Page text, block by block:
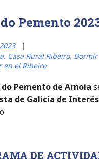
Pemento
, Casa Rural Ribeiro, Dormir
en el Ribeiro
do Pemento de Arnoia
de Galicia de
DE